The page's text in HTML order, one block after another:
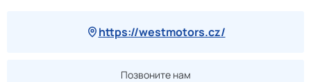
https://westmotors.cz/
Позвоните нам